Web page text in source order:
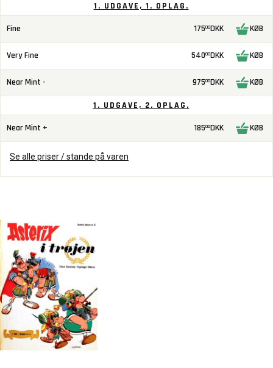
1. UDGAVE, 1. OPLAG.
Fine 17500DKK KØB
Very Fine 54000DKK KØB
Near Mint - 97500DKK KØB
1. UDGAVE, 2. OPLAG.
Near Mint + 18500DKK KØB
Se alle priser / stande på varen